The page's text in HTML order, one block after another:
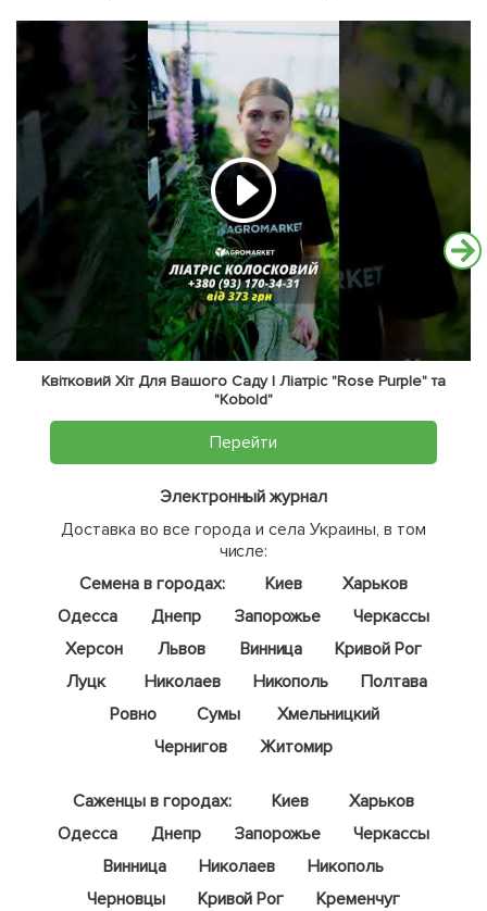
Квітковий Хіт Для Вашого Саду | Ліатріс "Rose Purple" та
"Kobold"
Перейти
Электронный журнал
Доставка во все города и села Украины, в том
числе:
Семена в городах:
Киев
Харьков
Одесса
Днепр Запорожье
Черкассы
Херсон
Львов Винница
Кривой Рог
Луцк
Николаев Никополь
Полтава
Ровно
Сумы
Хмельницкий
Чернигов
Житомир
Саженцы в городах: Киев
Харьков
Одесса
Днепр Запорожье
Черкассы
Винница
Николаев
Никополь
Черновцы
Кривой Рог
Кременчуг